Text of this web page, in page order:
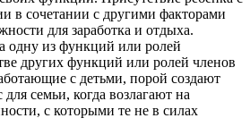
в сочетании с другими факторами
для заработка и отдыха.
одну из функций или ролей
других функций или ролей членов
с детьми, порой создают
семьи, когда возлагают на
с которыми те не в силах